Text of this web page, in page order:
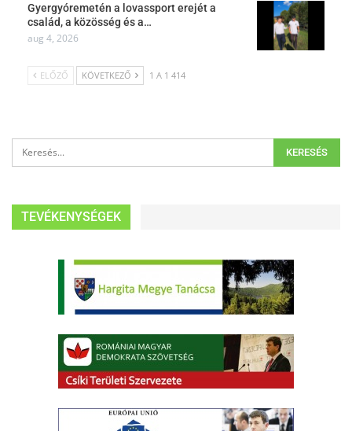
Gyergyóremetén a lovassport erejét a
család, a közösség és a…
aug 4, 2026
ELŐZŐ KÖVETKEZŐ 1 A 1 414
TEVÉKENYSÉGEK